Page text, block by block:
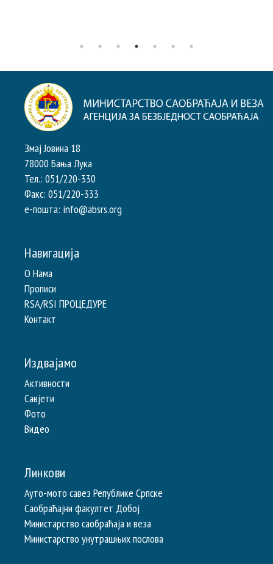
Змај Јовина 18
78000 Бања Лука
Тел.: 051/220-330
Факс: 051/220-333
e-пошта: info@absrs.org
Навигација
О Нама
Прописи
RSA/RSI ПРОЦЕДУРЕ
Контакт
Издвајамо
Активности
Савјети
Фото
Видео
Линкови
Ауто-мото савез Републике Српске
Саобраћајни факултет Добој
Министарство саобраћаја и веза
Министарство унутрашњих послова